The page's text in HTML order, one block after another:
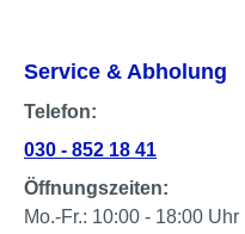
Service & Abholung
Telefon:
030 - 852 18 41
Öffnungszeiten:
Mo.-Fr.: 10:00 - 18:00 Uhr